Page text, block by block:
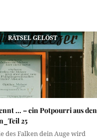
RÄTSEL GELÖST
… – ein Potpourri aus den
25
des Falken dein Auge wird